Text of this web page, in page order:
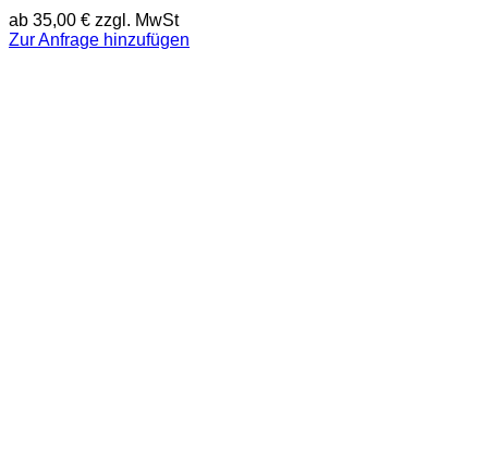
ab 35,00 € zzgl. MwSt
Zur Anfrage hinzufügen